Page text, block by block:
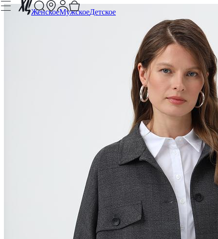
ЖенскоеМужскоеДетское